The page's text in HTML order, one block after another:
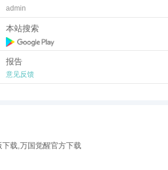
admin
本站搜索
报告
意见反馈
载,万国觉醒官方下载